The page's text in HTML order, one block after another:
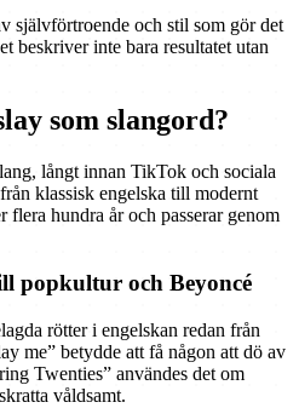
självförtroende och stil som gör det
beskriver inte bara resultatet utan
som slangord?
långt innan TikTok och sociala
klassisk engelska till modernt
flera hundra år och passerar genom
popkultur och Beyoncé
rötter i engelskan redan från
me” betydde att få någon att dö av
Twenties” användes det om
våldsamt.